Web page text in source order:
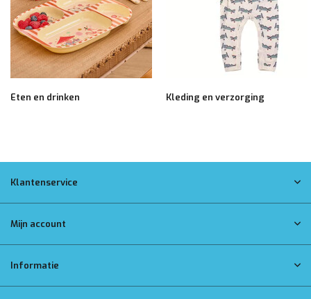
Eten en drinken Kleding en verzorging
Klantenservice
Mijn account
Informatie